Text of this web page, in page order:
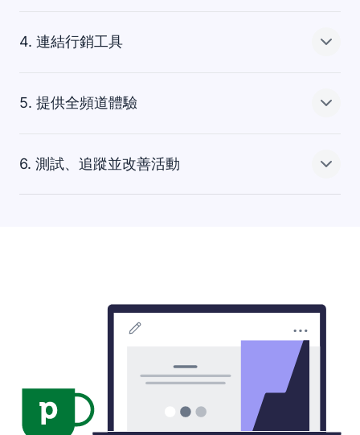
精準找到最佳客戶以及可能流失的客戶，再用量身打造的
內容瞄準這些區隔，以簡化潛在客戶管理。
打造的行銷宣傳。
重新吸引過去的有望客戶。
4. 連結行銷工具
5. 提供全頻道體驗
6. 測試、追蹤並改善活動